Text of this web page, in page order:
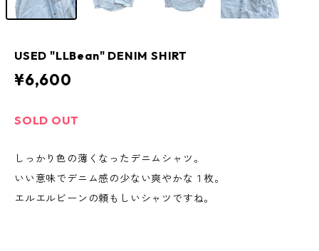
USED "LLBean" DENIM SHIRT
¥6,600
SOLD OUT
しっかり色の薄くなったデニムシャツ。
いい意味でデニム感の少ない爽やかな１枚。
エルエルビーンの頼もしいシャツですね。